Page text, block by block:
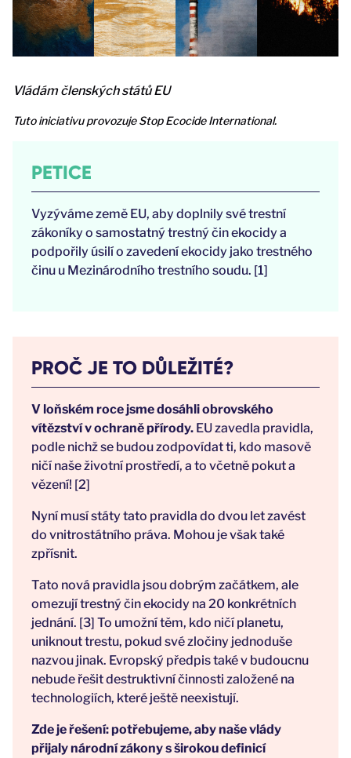
Vládám členských států EU
Tuto iniciativu provozuje Stop Ecocide International.
PETICE
Vyzýváme země EU, aby doplnily své trestní
zákoníky o samostatný trestný čin ekocidy a
podpořily úsilí o zavedení ekocidy jako trestného
činu u Mezinárodního trestního soudu. [1]
PROČ JE TO DŮLEŽITÉ?
V loňském roce jsme dosáhli obrovského
vítězství v ochraně přírody. EU zavedla pravidla,
podle nichž se budou zodpovídat ti, kdo masově
ničí naše životní prostředí, a to včetně pokut a
vězení! [2]
Nyní musí státy tato pravidla do dvou let zavést
do vnitrostátního práva. Mohou je však také
zpřísnit.
Tato nová pravidla jsou dobrým začátkem, ale
omezují trestný čin ekocidy na 20 konkrétních
jednání. [3] To umožní těm, kdo ničí planetu,
uniknout trestu, pokud své zločiny jednoduše
nazvou jinak. Evropský předpis také v budoucnu
nebude řešit destruktivní činnosti založené na
technologiích, které ještě neexistují.
Zde je řešení: potřebujeme, aby naše vlády
přijaly národní zákony s širokou definicí